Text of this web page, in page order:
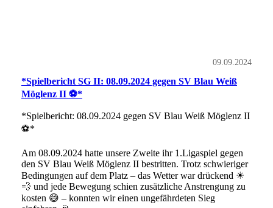
09.09.2024
*Spielbericht SG II: 08.09.2024 gegen SV Blau Weiß
Möglenz II ⚽*
*Spielbericht: 08.09.2024 gegen SV Blau Weiß Möglenz II
⚽*
Am 08.09.2024 hatte unsere Zweite ihr 1.Ligaspiel gegen
den SV Blau Weiß Möglenz II bestritten. Trotz schwieriger
Bedingungen auf dem Platz – das Wetter war drückend ☀
💨 und jede Bewegung schien zusätzliche Anstrengung zu
kosten 😅 – konnten wir einen ungefährdeten Sieg